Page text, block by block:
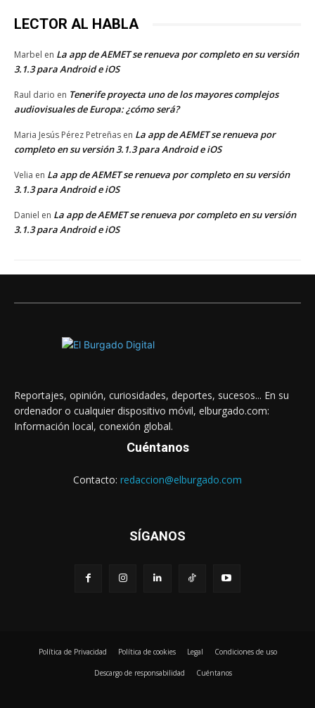
LECTOR AL HABLA
Marbel en La app de AEMET se renueva por completo en su versión
3.1.3 para Android e iOS
Raul dario en Tenerife proyecta uno de los mayores complejos
audiovisuales de Europa: ¿cómo será?
Maria Jesús Pérez Petreñas en La app de AEMET se renueva por
completo en su versión 3.1.3 para Android e iOS
Velia en La app de AEMET se renueva por completo en su versión
3.1.3 para Android e iOS
Daniel en La app de AEMET se renueva por completo en su versión
3.1.3 para Android e iOS
Reportajes, opinión, curiosidades, deportes, sucesos... En su
ordenador o cualquier dispositivo móvil, elburgado.com:
Información local, conexión global.
Cuéntanos
Contacto: redaccion@elburgado.com
SÍGANOS
Política de Privacidad Política de cookies Legal Condiciones de uso
Descargo de responsabilidad Cuéntanos